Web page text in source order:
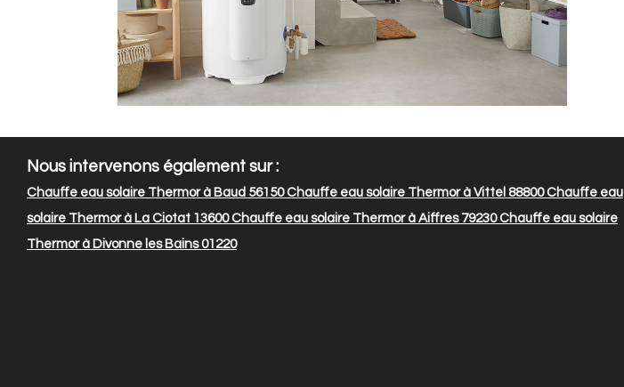
Nous intervenons également sur :
Chauffe eau solaire Thermor à Baud 56150Chauffe eau solaire Thermor à Vittel 88800Chauffe eau
solaire Thermor à La Ciotat 13600Chauffe eau solaire Thermor à Aiffres 79230Chauffe eau solaire
Thermor à Divonne les Bains 01220